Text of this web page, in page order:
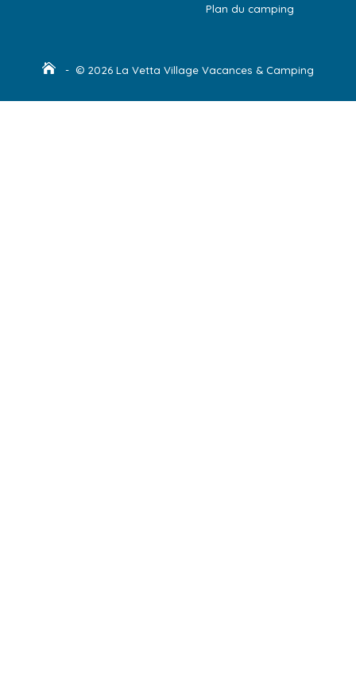
Plan du camping
- © 2026 La Vetta Village Vacances & Camping